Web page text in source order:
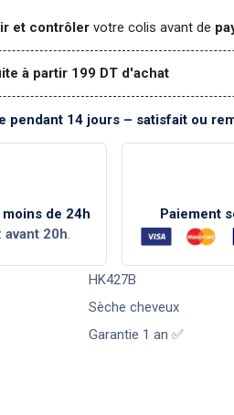
et contrôler votre colis avant de
à partir 199 DT d'achat
pendant 14 jours – satisfait ou
moins de 24h
avant 20h.
Paiement
HK427B
Sèche cheveux
Garantie 1 an ✅